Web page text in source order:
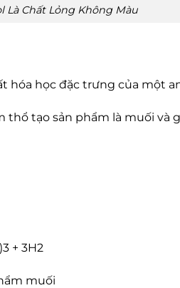
Là Chất Lỏng Không Màu
hóa học đặc trưng của một
tạo sản phẩm là muối và
+ 3H2
muối